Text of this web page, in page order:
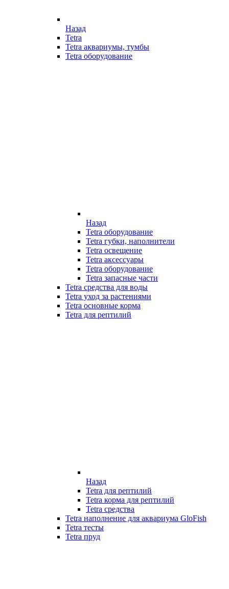
Назад
Tetra
Tetra аквариумы, тумбы
Tetra оборудование
Назад
Tetra оборудование
Tetra губки, наполнители
Tetra освещение
Tetra аксессуары
Tetra оборудование
Tetra запасные части
Tetra средства для воды
Tetra уход за растениями
Tetra основные корма
Tetra для рептилий
Назад
Tetra для рептилий
Tetra корма для рептилий
Tetra средства
Tetra наполнение для аквариума GloFish
Tetra тесты
Tetra пруд